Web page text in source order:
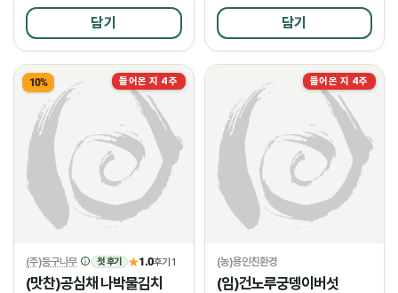
담기 담기
들어온 지 4주
10%
(주)둥구나무 첫 후기 ★1.0후기 1
(맛찬)공심채 나박물김치
들어온 지 4주
(농)용인친환경
(임)건노루궁뎅이버섯